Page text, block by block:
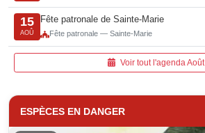
15
AOÛ
Fête patronale de Sainte-Marie
Fête patronale — Sainte-Marie
Voir tout l'agenda Août
ESPÈCES EN DANGER